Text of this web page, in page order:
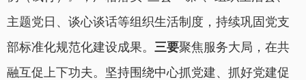
主题党日、谈心谈话等组织生活制度，持续巩固党支
部标准化规范化建设成果。 三要聚焦服务大局，在共
融互促上下功夫。坚持围绕中心抓党建、抓好党建促